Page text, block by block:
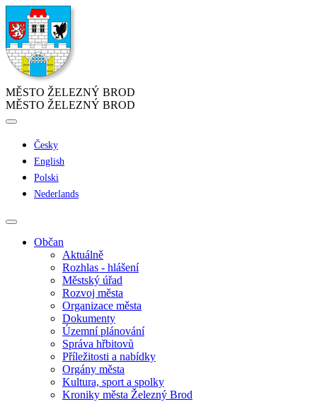
MĚSTO ŽELEZNÝ BROD
MĚSTO ŽELEZNÝ BROD
Česky
English
Polski
Nederlands
Občan
Aktuálně
Rozhlas - hlášení
Městský úřad
Rozvoj města
Organizace města
Dokumenty
Územní plánování
Správa hřbitovů
Příležitosti a nabídky
Orgány města
Kultura, sport a spolky
Kroniky města Železný Brod